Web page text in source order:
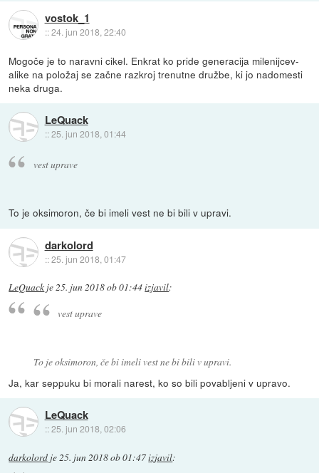
vostok_1
::24. jun 2018, 22:40
Mogoče je to naravni cikel. Enkrat ko pride generacija milenijcev-
alike na položaj se začne razkroj trenutne družbe, ki jo nadomesti
neka druga.
LeQuack
::25. jun 2018, 01:44
vest uprave
To je oksimoron, če bi imeli vest ne bi bili v upravi.
darkolord
::25. jun 2018, 01:47
LeQuack je25. jun 2018 ob 01:44izjavil:
vest uprave
To je oksimoron, če bi imeli vest ne bi bili v upravi.
Ja, kar seppuku bi morali narest, ko so bili povabljeni v upravo.
LeQuack
::25. jun 2018, 02:06
darkolord je25. jun 2018 ob 01:47izjavil: